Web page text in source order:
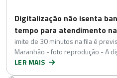
Digitalização não isenta
tempo para atendimento
imite de 30 minutos na fila é
Maranhão - foto reprodução - A
LER MAIS